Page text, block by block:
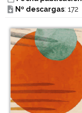
Nº descargas: 172